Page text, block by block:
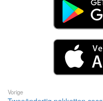
Vorige